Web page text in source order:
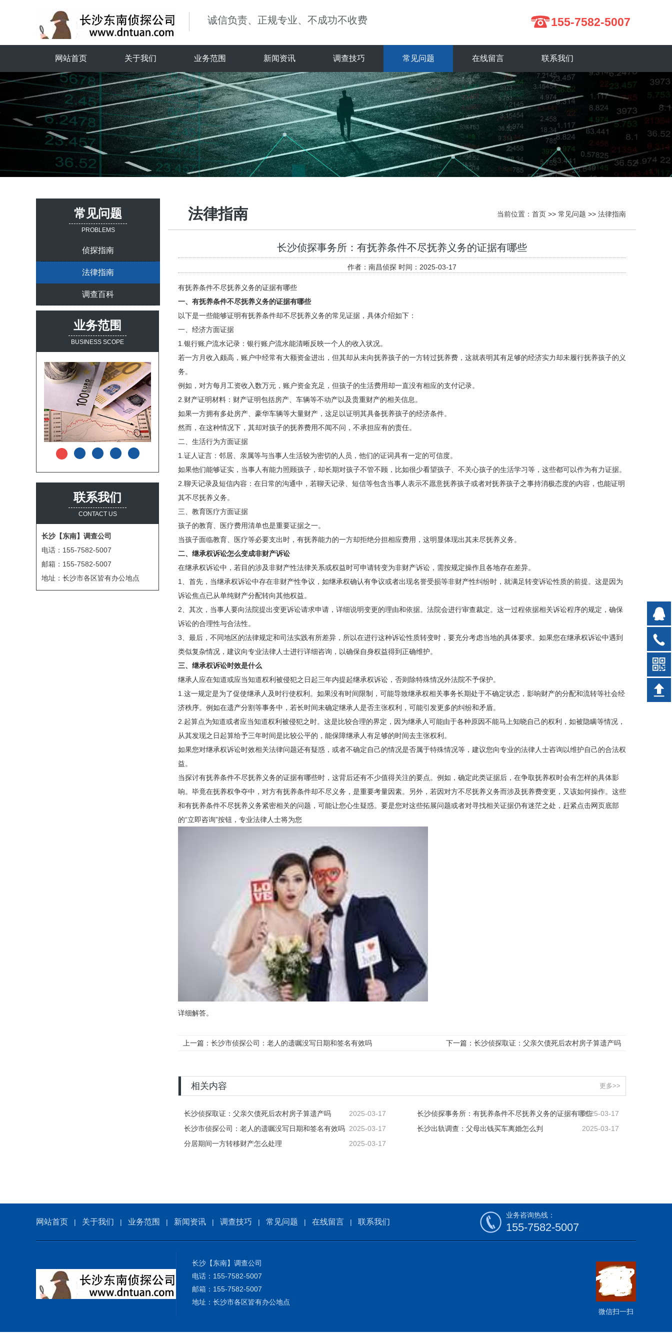
诚信负责、正规专业、不成功不收费 155-7582-5007
网站首页 关于我们 业务范围 新闻资讯 调查技巧 常见问题 在线留言 联系我们
常见问题
PROBLEMS
侦探指南
法律指南
调查百科
业务范围
BUSINESS SCOPE
联系我们
CONTACT US
长沙【东南】调查公司
电话：155-7582-5007
邮箱：155-7582-5007
地址：长沙市各区皆有办公地点
法律指南 当前位置： 首页 >> 常见问题 >> 法律指南
长沙侦探事务所：有抚养条件不尽抚养义务的证据有哪些
作者：南昌侦探 时间：2025-03-17
有抚养条件不尽抚养义务的证据有哪些
一、有抚养条件不尽抚养义务的证据有哪些
以下是一些能够证明有抚养条件却不尽抚养义务的常见证据，具体介绍如下：
一、经济方面证据
1.银行账户流水记录：银行账户流水能清晰反映一个人的收入状况。
若一方月收入颇高，账户中经常有大额资金进出，但其却从未向抚养孩子的一方转过抚养费，这就表明其有足够的经济实力却未履行抚养孩子的义
务。
例如，对方每月工资收入数万元，账户资金充足，但孩子的生活费用却一直没有相应的支付记录。
2.财产证明材料：财产证明包括房产、车辆等不动产以及贵重财产的相关信息。
如果一方拥有多处房产、豪华车辆等大量财产，这足以证明其具备抚养孩子的经济条件。
然而，在这种情况下，其却对孩子的抚养费用不闻不问，不承担应有的责任。
二、生活行为方面证据
1.证人证言：邻居、亲属等与当事人生活较为密切的人员，他们的证词具有一定的可信度。
如果他们能够证实，当事人有能力照顾孩子，却长期对孩子不管不顾，比如很少看望孩子、不关心孩子的生活学习等，这些都可以作为有力证据。
2.聊天记录及短信内容：在日常的沟通中，若聊天记录、短信等包含当事人表示不愿意抚养孩子或者对抚养孩子之事持消极态度的内容，也能证明
其不尽抚养义务。
三、教育医疗方面证据
孩子的教育、医疗费用清单也是重要证据之一。
当孩子面临教育、医疗等必要支出时，有抚养能力的一方却拒绝分担相应费用，这明显体现出其未尽抚养义务。
二、继承权诉讼怎么变成非财产诉讼
在继承权诉讼中，若目的涉及非财产性法律关系或权益时可申请转变为非财产诉讼，需按规定操作且各地存在差异。
1、首先，当继承权诉讼中存在非财产性争议，如继承权确认有争议或者出现名誉受损等非财产性纠纷时，就满足转变诉讼性质的前提。这是因为
诉讼焦点已从单纯财产分配转向其他权益。
2、其次，当事人要向法院提出变更诉讼请求申请，详细说明变更的理由和依据。法院会进行审查裁定。这一过程依据相关诉讼程序的规定，确保
诉讼的合理性与合法性。
3、最后，不同地区的法律规定和司法实践有所差异，所以在进行这种诉讼性质转变时，要充分考虑当地的具体要求。如果您在继承权诉讼中遇到
类似复杂情况，建议向专业法律人士进行详细咨询，以确保自身权益得到正确维护。
三、继承权诉讼时效是什么
继承人应在知道或应当知道权利被侵犯之日起三年内提起继承权诉讼，否则除特殊情况外法院不予保护。
1.这一规定是为了促使继承人及时行使权利。如果没有时间限制，可能导致继承权相关事务长期处于不确定状态，影响财产的分配和流转等社会经
济秩序。例如在遗产分割等事务中，若长时间未确定继承人是否主张权利，可能引发更多的纠纷和矛盾。
2.起算点为知道或者应当知道权利被侵犯之时。这是比较合理的界定，因为继承人可能由于各种原因不能马上知晓自己的权利，如被隐瞒等情况，
从其发现之日起算给予三年时间是比较公平的，能保障继承人有足够的时间去主张权利。
如果您对继承权诉讼时效相关法律问题还有疑惑，或者不确定自己的情况是否属于特殊情况等，建议您向专业的法律人士咨询以维护自己的合法权
益。
当探讨有抚养条件不尽抚养义务的证据有哪些时，这背后还有不少值得关注的要点。例如，确定此类证据后，在争取抚养权时会有怎样的具体影
响。毕竟在抚养权争夺中，对方有抚养条件却不尽义务，是重要考量因素。另外，若因对方不尽抚养义务而涉及抚养费变更，又该如何操作。这些
和有抚养条件不尽抚养义务紧密相关的问题，可能让您心生疑惑。要是您对这些拓展问题或者对寻找相关证据仍有迷茫之处，赶紧点击网页底部
的“立即咨询”按钮，专业法律人士将为您
详细解答。
上一篇： 长沙市侦探公司：老人的遗嘱没写日期和签名有效吗 下一篇： 长沙侦探取证：父亲欠债死后农村房子算遗产吗
相关内容 更多>>
长沙侦探取证：父亲欠债死后农村房子算遗产吗 2025-03-17 长沙侦探事务所：有抚养条件不尽抚养义务的证据有哪些2025-03-17
长沙市侦探公司：老人的遗嘱没写日期和签名有效吗 2025-03-17 长沙出轨调查：父母出钱买车离婚怎么判
2025-03-17
分居期间一方转移财产怎么处理
2025-03-17
网站首页 | 关于我们 | 业务范围 | 新闻资讯 | 调查技巧 | 常见问题 | 在线留言 | 联系我们
业务咨询热线：
155-7582-5007
长沙【东南】调查公司
电话：155-7582-5007
邮箱：155-7582-5007
地址：长沙市各区皆有办公地点
微信扫一扫